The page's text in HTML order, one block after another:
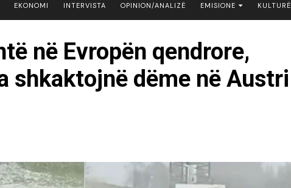
EKONOMI INTERVISTA OPINION/ANALIZË EMISIONE
BOTA NE FOKUS
EKONOMIKS
INTERVISTA EMISION
KULTURË
në Evropën qendrore,
shkaktojnë dëme në Austri